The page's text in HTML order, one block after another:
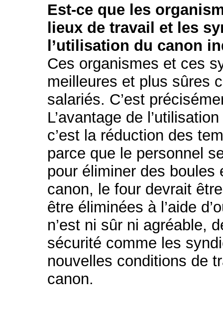
Est-ce que les
lieux de travail et les
l’utilisation du canon
Ces organismes et ces
meilleures et plus sûres
salariés. C’est
L’avantage de
c’est la réduction des
parce que le personnel
pour éliminer des
canon, le four devrait
être éliminées à l’aide
n’est ni sûr ni agréable,
sécurité comme les
nouvelles conditions de
canon.